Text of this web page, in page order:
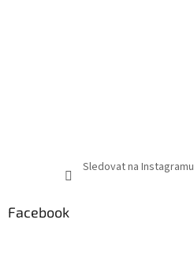
Sledovat na Instagramu
Facebook